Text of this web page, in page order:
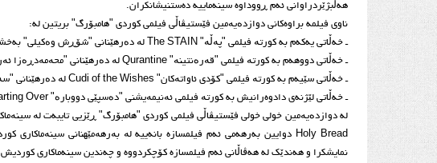
هه‌ڵبژێردراوانی ئه‌م ڕووداوه سینه‌ماییه ده‌ستنیشانکران.
ناوی فیلمه ‌براوه‌کانی دوازدەیەمین فێستیڤاڵی فیلمی کوردی "هامبۆرگ" بریتین له:
ـ خه‌ڵاتی یه‌که‌م به کورتە فیلمی "پەڵە" The STAIN لە دەرهێنانی "شۆڕش وەکیلی" به‌خشرا.
ـ خه‌ڵاتی دووهه‌م به کورتە فیلمی "قەرەنتینە" Qurantine لە دەرهێنانی "محەمەدڕەزا ئەردەڵان" پێشکه‌شکرا.
ـ خه‌ڵاتی سێیه‌م به کورتە فیلمی "کۆدی ئاواتەکان" Cudi of the Wishes لە دەرهێنانی "سەهیم ییلدیز" Semiha Yıldız به‌خشرا.
ـ خه‌ڵاتی لێژنه‌ی دادوه‌رانیش به کورتە فیلمی ئەنیمەیشنی "دەسپێی دووبارە" Starting Over لە دەرهێنانی "ئەوین بەرازی" Evin Berazi پێشکه‌شکرا.
له دوازدەیەمین خولی خولی فێستیڤاڵی فیلمی کوردی "هامبۆرگ" ڕێزیی تایبه‌ت لە
نمایشکرا و هه‌ندێک له هه‌ڤاڵانی ئه‌م فیلمسازه کۆچکردووه و چه‌ندین سینه‌ماکاری